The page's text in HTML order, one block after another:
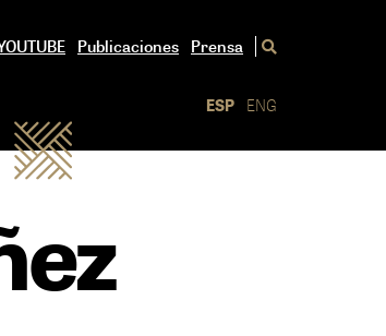
Publicaciones Prensa
ESP ENG